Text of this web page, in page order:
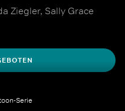
Ziegler, Sally Grace
Serie